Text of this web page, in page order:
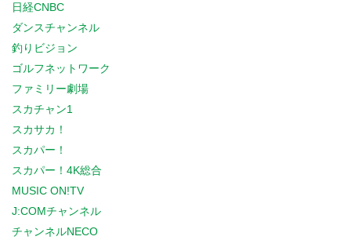
日経CNBC
ダンスチャンネル
釣りビジョン
ゴルフネットワーク
ファミリー劇場
スカチャン1
スカサカ！
スカパー！
スカパー！4K総合
MUSIC ON!TV
J:COMチャンネル
チャンネルNECO